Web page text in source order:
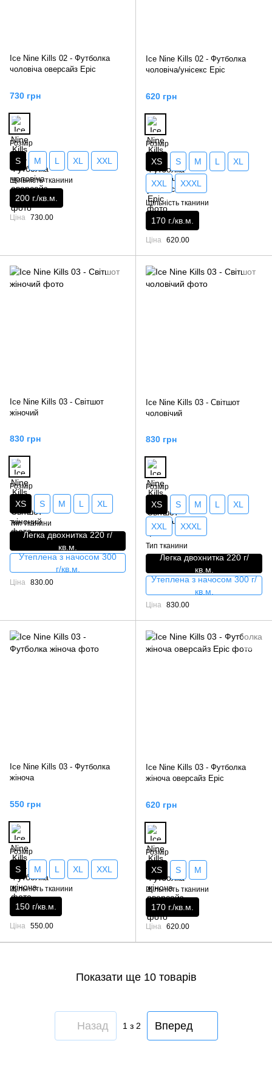
Ice Nine Kills 02 - Футболка
чоловіча оверсайз Epic
730 грн
Розмір
S M L XL XXL
Щільність тканини
200 г./кв.м.
Ціна 730.00
Ice Nine Kills 02 - Футболка
чоловіча/унісекс Epic
620 грн
Розмір
XS S M L XL
XXL XXXL
Щільність тканини
170 г./кв.м.
Ціна 620.00
Ice Nine Kills 03 - Світшот
жіночий
830 грн
Розмір
XS S M L XL
Тип тканини
Легка двохнитка 220 г/
кв.м.
Утеплена з начосом 300
г/кв.м.
Ціна 830.00
Ice Nine Kills 03 - Світшот
чоловічий
830 грн
Розмір
XS S M L XL
XXL XXXL
Тип тканини
Легка двохнитка 220 г/
кв.м.
Утеплена з начосом 300 г/
кв.м.
Ціна 830.00
Ice Nine Kills 03 - Футболка
жіноча
550 грн
Розмір
S M L XL XXL
Щільність тканини
150 г/кв.м.
Ціна 550.00
Ice Nine Kills 03 - Футболка
жіноча оверсайз Epic
620 грн
Розмір
XS S M
Щільність тканини
170 г./кв.м.
Ціна 620.00
Показати ще 10 товарів
Назад 1 з 2 Вперед